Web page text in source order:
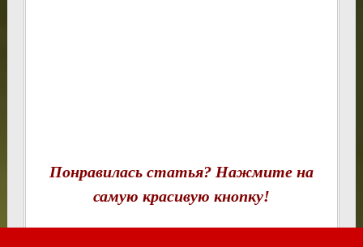
Понравилась статья? Нажмите на
самую красивую кнопку!